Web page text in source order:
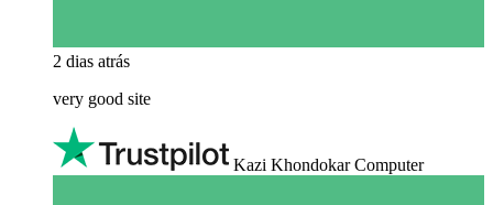
2 dias atrás
very good site
Kazi Khondokar Computer